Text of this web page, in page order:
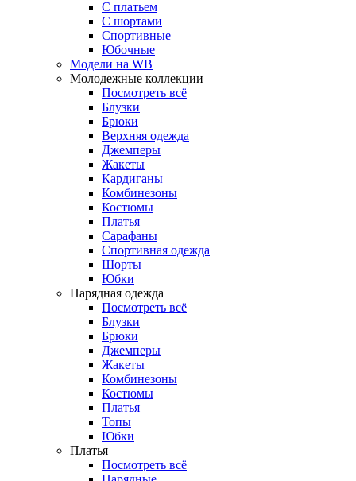
С платьем
С шортами
Спортивные
Юбочные
Модели на WB
Молодежные коллекции
Посмотреть всё
Блузки
Брюки
Верхняя одежда
Джемперы
Жакеты
Кардиганы
Комбинезоны
Костюмы
Платья
Сарафаны
Спортивная одежда
Шорты
Юбки
Нарядная одежда
Посмотреть всё
Блузки
Брюки
Джемперы
Жакеты
Комбинезоны
Костюмы
Платья
Топы
Юбки
Платья
Посмотреть всё